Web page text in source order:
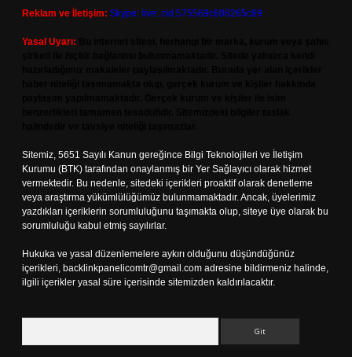
Reklam ve İletişim: Skype: live:.cid.575569c608265c69
Yasal Uyarı:
Sitemiz, 5651 Sayılı Kanun gereğince Bilgi Teknolojileri ve İletişim
Kurumu (BTK) tarafından onaylanmış bir Yer Sağlayıcı olarak hizmet
vermektedir. Bu nedenle, sitedeki içerikleri proaktif olarak denetleme
veya araştırma yükümlülüğümüz bulunmamaktadır. Ancak, üyelerimiz
yazdıkları içeriklerin sorumluluğunu taşımakta olup, siteye üye olarak bu
sorumluluğu kabul etmiş sayılırlar.
Hukuka ve yasal düzenlemelere aykırı olduğunu düşündüğünüz
içerikleri, backlinkpanelicomtr@gmail.com adresine bildirmeniz halinde,
ilgili içerikler yasal süre içerisinde sitemizden kaldırılacaktır.